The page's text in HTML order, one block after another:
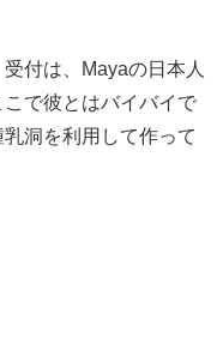
付は、Mayaの日本人
で彼とはバイバイで
洞を利用して作って